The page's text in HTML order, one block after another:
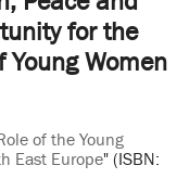
for the
Women
of the Young
East Europe" (ISBN: